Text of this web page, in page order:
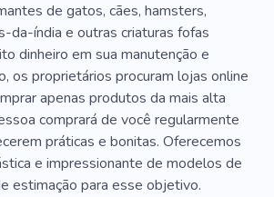
de gatos, cães, hamsters,
da-índia e outras criaturas fofas
dinheiro em sua manutenção e
os proprietários procuram lojas online
apenas produtos da mais alta
comprará de você regularmente
práticas e bonitas. Oferecemos
e impressionante de modelos de
estimação para esse objetivo.